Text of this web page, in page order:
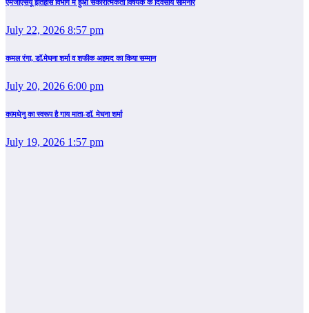
एमजीएसयू इतिहास विभाग में हुआ सकारात्मकता विषयक क दिवसीय सेमिनार
July 22, 2026 8:57 pm
कमल रंगा, डॉ.मेघना शर्मा व शफीक अहमद का किया सम्‍मान
July 20, 2026 6:00 pm
कामधेनु का स्वरूप है गाय माता-डॉ. मेघना शर्मा
July 19, 2026 1:57 pm